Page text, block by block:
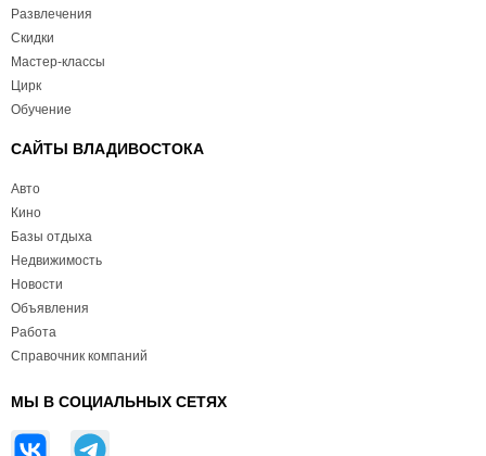
Развлечения
Скидки
Мастер-классы
Цирк
Обучение
САЙТЫ ВЛАДИВОСТОКА
Авто
Кино
Базы отдыха
Недвижимость
Новости
Объявления
Работа
Справочник компаний
МЫ В СОЦИАЛЬНЫХ СЕТЯХ